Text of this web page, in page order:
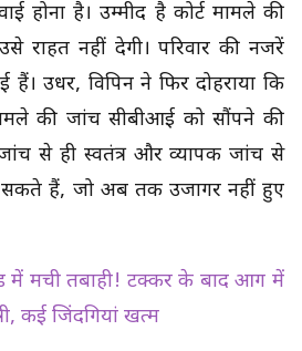
होना है। उम्मीद है कोर्ट मामले की
राहत नहीं देगी। परिवार की नजरें
उधर, विपिन ने फिर दोहराया कि
की जांच सीबीआई को सौंपने की
से ही स्वतंत्र और व्यापक जांच से
हैं, जो अब तक उजागर नहीं हुए
मची तबाही! टक्कर के बाद आग में
कई जिंदगियां खत्म